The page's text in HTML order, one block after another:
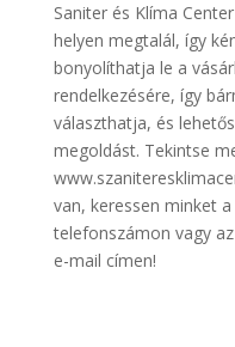
Saniter és Klíma
helyen megtalál, így
bonyolíthatja le a
rendelkezésére, így
választhatja, és
megoldást. Tekintse
van, keressen minket
telefonszámon vagy
e-mail címen!